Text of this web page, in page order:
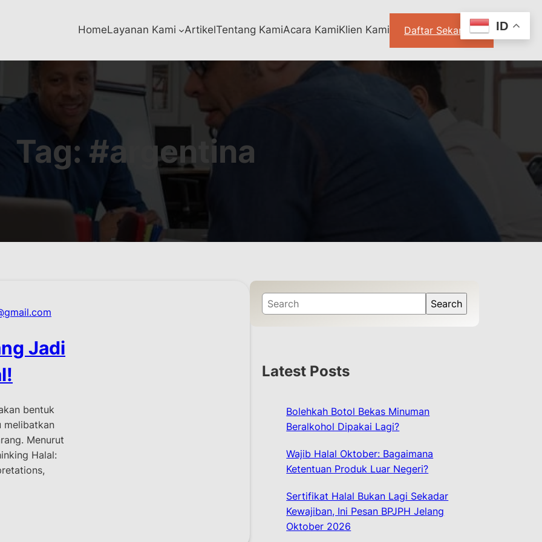
HomeLayanan Kami ArtikelTentang KamiAcara KamiKlien Kami Daftar Sekarang
Tag: #argentina
Jadi
bentuk
melibatkan
Menurut
Halal:
S
e
h
Search
Latest Posts
Bolehkah Botol Bekas Minuman
Beralkohol Dipakai Lagi?
Wajib Halal Oktober: Bagaimana
Ketentuan Produk Luar Negeri?
Sertifikat Halal Bukan Lagi Sekadar
Kewajiban, Ini Pesan BPJPH Jelang
Oktober 2026
ID